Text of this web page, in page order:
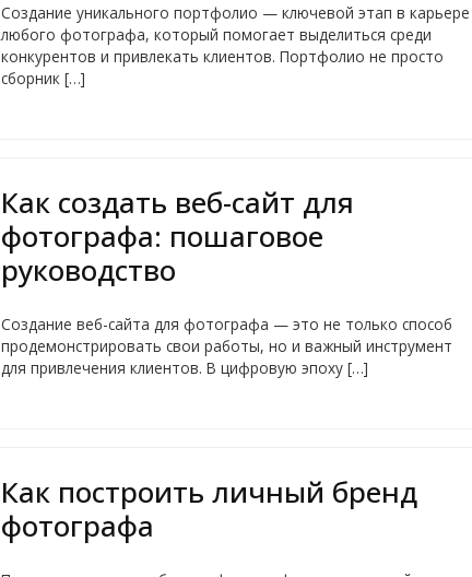
Создание уникального портфолио — ключевой этап в карьере
любого фотографа, который помогает выделиться среди
конкурентов и привлекать клиентов. Портфолио не просто
сборник […]
Как создать веб-сайт для
фотографа: пошаговое
руководство
Создание веб-сайта для фотографа — это не только способ
продемонстрировать свои работы, но и важный инструмент
для привлечения клиентов. В цифровую эпоху […]
Как построить личный бренд
фотографа